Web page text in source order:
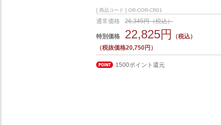
[ 商品コード ] OR-COR-CR01
通常価格 26,345円（税込）
特別価格 22,825円
（税込）
（税抜価格20,750円）
1500ポイント還元